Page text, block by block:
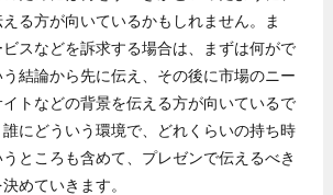
る方が向いているかもしれません。ま
スなどを訴求する場合は、まずは何がで
結論から先に伝え、その後に市場のニー
トなどの背景を伝える方が向いているで
にどういう環境で、どれくらいの持ち時
ところも含めて、プレゼンで伝えるべき
めていきます。